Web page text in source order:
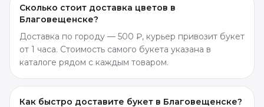
Сколько стоит доставка цветов в
Благовещенске?
Доставка по городу — 500 ₽, курьер привозит букет
от 1 часа. Стоимость самого букета указана в
каталоге рядом с каждым товаром.
Как быстро доставите букет в Благовещенске?